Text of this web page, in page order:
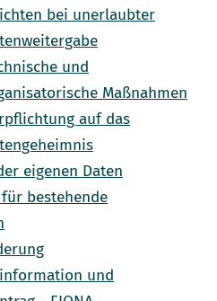
bei unerlaubter
und
Maßnahmen
auf das
eigenen Daten
bestehende
und